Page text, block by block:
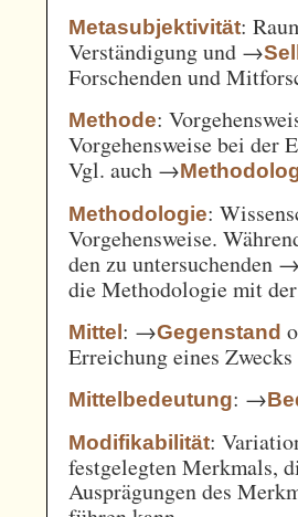
Metasubjektivität:
Verständigung und →
Forschenden und
Methode:
Vorgehensweise bei der
Vgl. auch →
Methodologie:
Vorgehensweise.
den zu untersuchenden
die Methodologie mit
Mittel: →Gegenstand
Erreichung eines
Mittelbedeutung: →
Modifikabilität:
festgelegten Merkmals,
Ausprägungen des